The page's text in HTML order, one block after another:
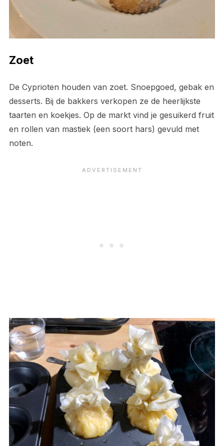
Zoet
De Cyprioten houden van zoet. Snoepgoed, gebak en
desserts. Bij de bakkers verkopen ze de heerlijkste
taarten en koekjes. Op de markt vind je gesuikerd fruit
en rollen van mastiek (een soort hars) gevuld met
noten.